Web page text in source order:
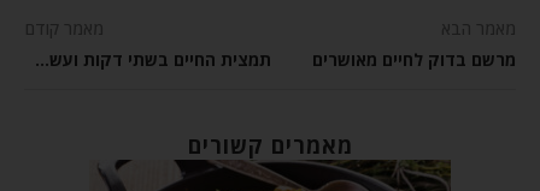
מאמר הבא
מרשם בדוק לחיים מאושרים
מאמר קודם
תמצית החיים בשתי דקות ועשרים ושלוש שניות
מאמרים קשורים